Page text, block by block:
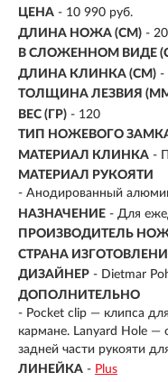
ЦЕНА - 10 990 руб.
ДЛИНА НОЖА (СМ) - 20
В СЛОЖЕННОМ ВИДЕ
ДЛИНА КЛИНКА (СМ) -
ТОЛЩИНА ЛЕЗВИЯ
ВЕС (ГР) - 120
ТИП НОЖЕВОГО
МАТЕРИАЛ КЛИНКА -
МАТЕРИАЛ РУКОЯТИ
- Анодированный
НАЗНАЧЕНИЕ - Для
ПРОИЗВОДИТЕЛЬ
СТРАНА
ДИЗАЙНЕР - Dietmar
ДОПОЛНИТЕЛЬНО
- Pocket clip — клипса
кармане. Lanyard Hole —
задней части рукояти
ЛИНЕЙКА - Plus